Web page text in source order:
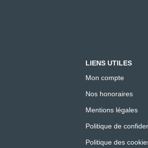
LIENS UTILES
Mon compte
Nos honoraires
Mentions légales
Politique de
Politique des